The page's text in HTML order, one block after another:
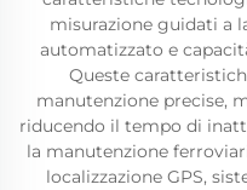
misurazione guidati a
automatizzato e
Queste
manutenzione precise,
riducendo il tempo di
la manutenzione
localizzazione GPS,